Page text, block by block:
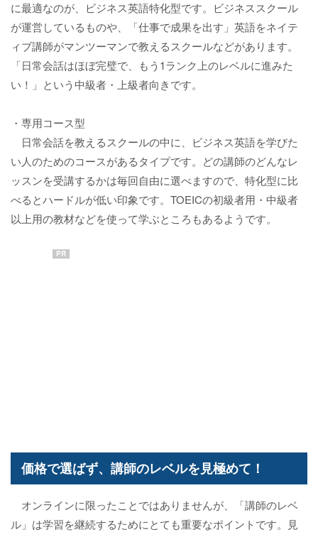
に最適なのが、ビジネス英語特化型です。ビジネススクール
が運営しているものや、「仕事で成果を出す」英語をネイテ
ィブ講師がマンツーマンで教えるスクールなどがあります。
「日常会話はほぼ完璧で、もう1ランク上のレベルに進みた
い！」という中級者・上級者向きです。
・専用コース型
日常会話を教えるスクールの中に、ビジネス英語を学びた
い人のためのコースがあるタイプです。どの講師のどんなレ
ッスンを受講するかは毎回自由に選べますので、特化型に比
べるとハードルが低い印象です。TOEICの初級者用・中級者
以上用の教材などを使って学ぶところもあるようです。
PR
価格で選ばず、講師のレベルを見極めて！
オンラインに限ったことではありませんが、「講師のレベ
ル」は学習を継続するためにとても重要なポイントです。見